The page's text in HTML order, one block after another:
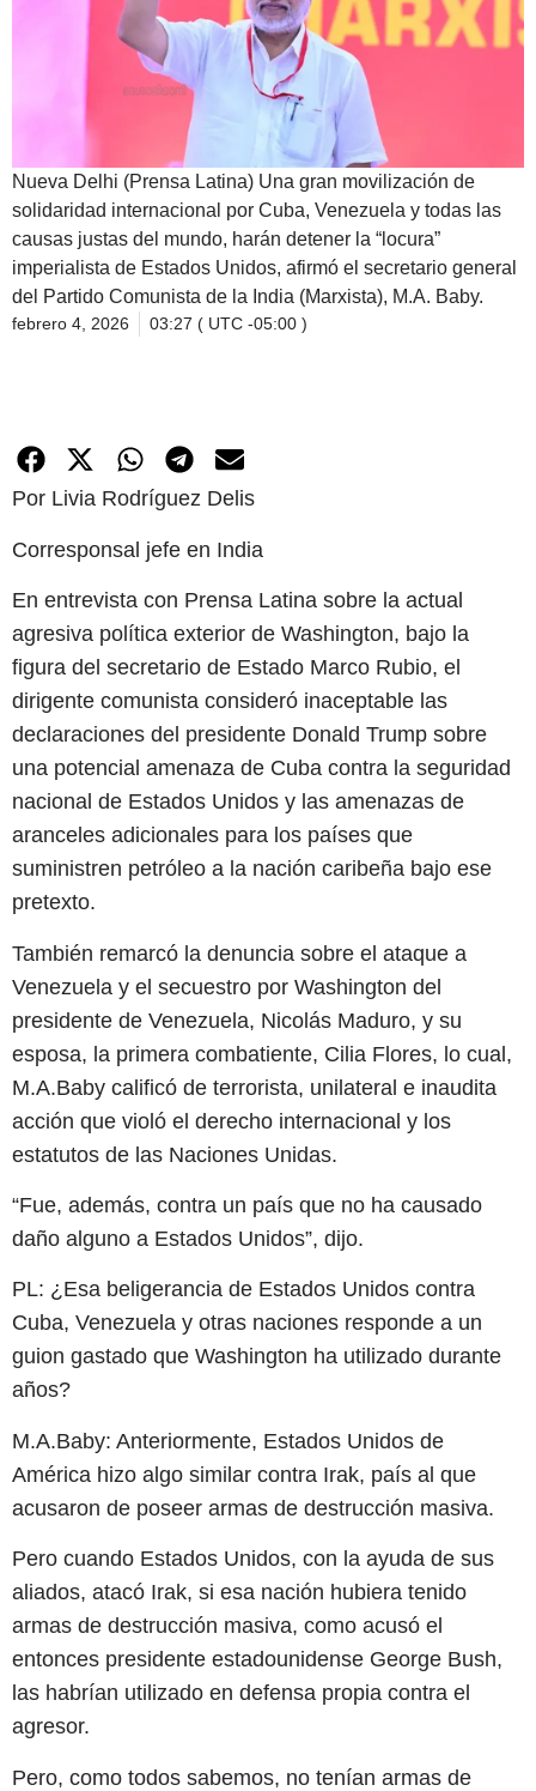
Nueva Delhi (Prensa Latina) Una gran movilización de
solidaridad internacional por Cuba, Venezuela y todas las
causas justas del mundo, harán detener la “locura”
imperialista de Estados Unidos, afirmó el secretario general
del Partido Comunista de la India (Marxista), M.A. Baby.
febrero 4, 2026 03:27 ( UTC -05:00 )
Por Livia Rodríguez Delis
Corresponsal jefe en India
En entrevista con Prensa Latina sobre la actual
agresiva política exterior de Washington, bajo la
figura del secretario de Estado Marco Rubio, el
dirigente comunista consideró inaceptable las
declaraciones del presidente Donald Trump sobre
una potencial amenaza de Cuba contra la seguridad
nacional de Estados Unidos y las amenazas de
aranceles adicionales para los países que
suministren petróleo a la nación caribeña bajo ese
pretexto.
También remarcó la denuncia sobre el ataque a
Venezuela y el secuestro por Washington del
presidente de Venezuela, Nicolás Maduro, y su
esposa, la primera combatiente, Cilia Flores, lo cual,
M.A.Baby calificó de terrorista, unilateral e inaudita
acción que violó el derecho internacional y los
estatutos de las Naciones Unidas.
“Fue, además, contra un país que no ha causado
daño alguno a Estados Unidos”, dijo.
PL: ¿Esa beligerancia de Estados Unidos contra
Cuba, Venezuela y otras naciones responde a un
guion gastado que Washington ha utilizado durante
años?
M.A.Baby: Anteriormente, Estados Unidos de
América hizo algo similar contra Irak, país al que
acusaron de poseer armas de destrucción masiva.
Pero cuando Estados Unidos, con la ayuda de sus
aliados, atacó Irak, si esa nación hubiera tenido
armas de destrucción masiva, como acusó el
entonces presidente estadounidense George Bush,
las habrían utilizado en defensa propia contra el
agresor.
Pero, como todos sabemos, no tenían armas de